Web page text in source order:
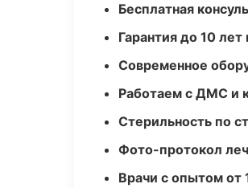
Бесплатная
Гарантия до 10
Современное
Работаем с ДМС и
Стерильность по
Фото-протокол
Врачи с опытом от